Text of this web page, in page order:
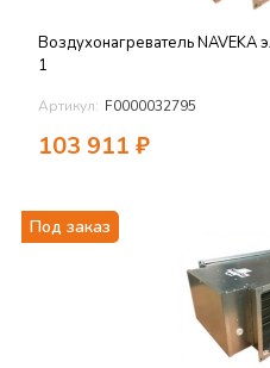
Воздухонагреватель NAVEKA
1
Артикул: F0000032795
103 911 ₽
Под заказ